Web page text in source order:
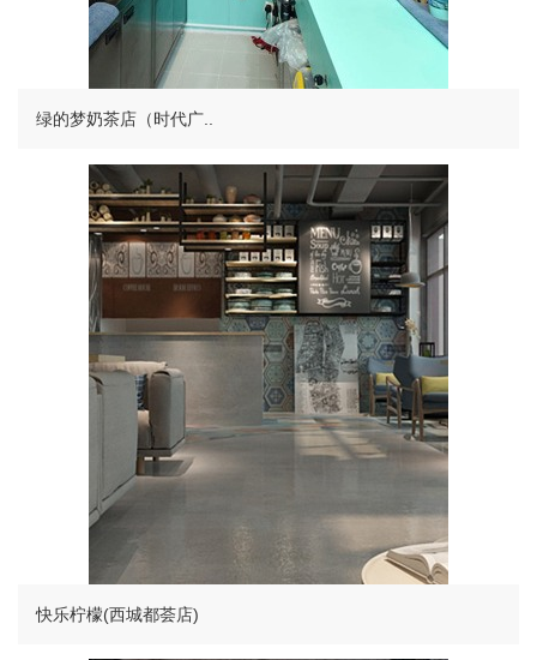
绿的梦奶茶店（时代广..
快乐柠檬(西城都荟店)